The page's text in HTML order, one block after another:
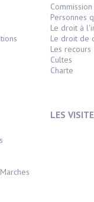
Personnes
Le droit à
Le droit de
Les recours
Cultes
Charte
LES